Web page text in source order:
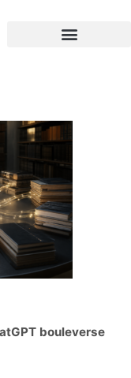
bouleverse